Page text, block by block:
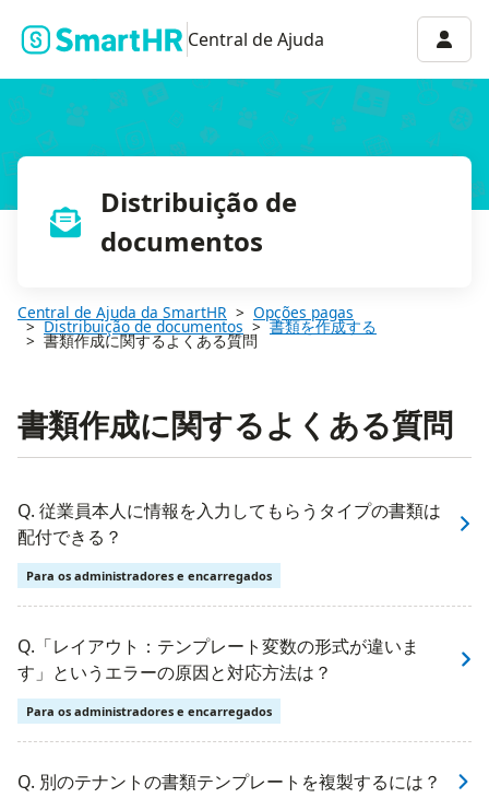
Central de Ajuda
Distribuição de
documentos
Central de Ajuda da SmartHR Opções pagas
Distribuição de documentos 書類を作成する
書類作成に関するよくある質問
書類作成に関するよくある質問
Q. 従業員本人に情報を入力してもらうタイプの書類は
配付できる？
Para os administradores e encarregados
Q.「レイアウト：テンプレート変数の形式が違いま
す」というエラーの原因と対応方法は？
Para os administradores e encarregados
Q. 別のテナントの書類テンプレートを複製するには？